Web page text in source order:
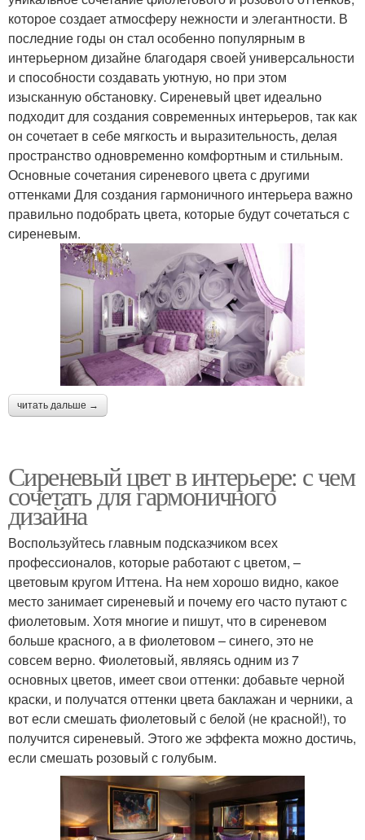
которое создает атмосферу нежности и элегантности. В
последние годы он стал особенно популярным в
интерьерном дизайне благодаря своей универсальности
и способности создавать уютную, но при этом
изысканную обстановку. Сиреневый цвет идеально
подходит для создания современных интерьеров, так как
он сочетает в себе мягкость и выразительность, делая
пространство одновременно комфортным и стильным.
Основные сочетания сиреневого цвета с другими
оттенками Для создания гармоничного интерьера важно
правильно подобрать цвета, которые будут сочетаться с
сиреневым.
читать дальше →
Сиреневый цвет в интерьере: с чем
сочетать для гармоничного
дизайна
Воспользуйтесь главным подсказчиком всех
профессионалов, которые работают с цветом, –
цветовым кругом Иттена. На нем хорошо видно, какое
место занимает сиреневый и почему его часто путают с
фиолетовым. Хотя многие и пишут, что в сиреневом
больше красного, а в фиолетовом – синего, это не
совсем верно. Фиолетовый, являясь одним из 7
основных цветов, имеет свои оттенки: добавьте черной
краски, и получатся оттенки цвета баклажан и черники, а
вот если смешать фиолетовый с белой (не красной!), то
получится сиреневый. Этого же эффекта можно достичь,
если смешать розовый с голубым.